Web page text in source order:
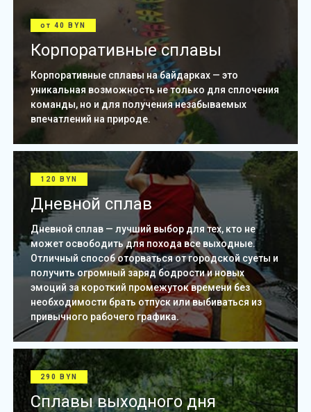
от 40 BYN
Корпоративные сплавы
Корпоративные сплавы на байдарках — это
уникальная возможность не только для сплочения
команды, но и для получения незабываемых
впечатлений на природе.
120 BYN
Дневной сплав
Дневной сплав — лучший выбор для тех, кто не
может освободить для похода все выходные.
Отличный способ оторваться от городской суеты и
получить огромный заряд бодрости и новых
эмоций за короткий промежуток времени без
необходимости брать отпуск или выбиваться из
привычного рабочего графика.
290 BYN
Сплавы выходного дня